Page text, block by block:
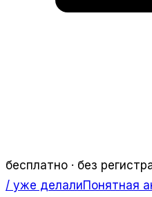
бесплатно · без
/ уже делалиПонятная